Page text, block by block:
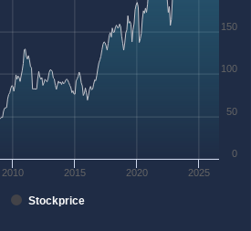
Stockprice
2010 2015 2020 2025
0
50
100
150